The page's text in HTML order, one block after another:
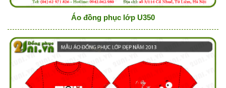
Áo đồng phục lớp U350